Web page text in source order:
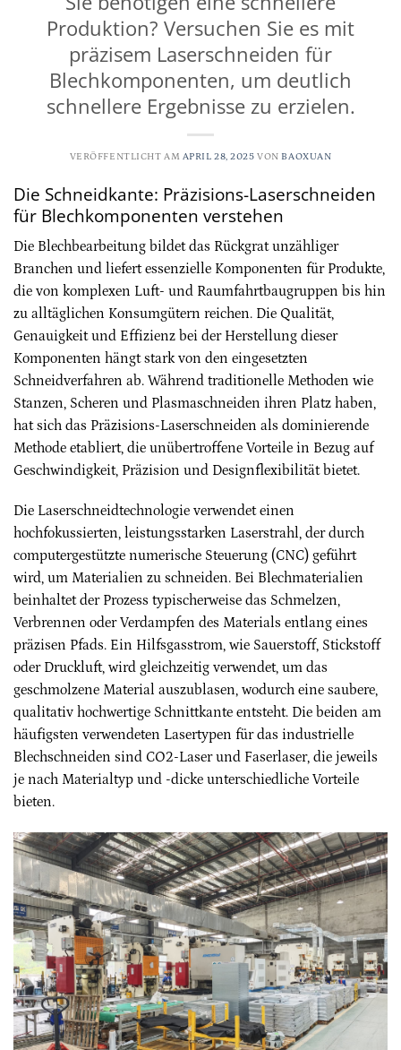
Produktion? Versuchen Sie es mit
präzisem Laserschneiden für
Blechkomponenten, um deutlich
schnellere Ergebnisse zu erzielen.
VERÖFFENTLICHT AM APRIL 28, 2025 VON BAOXUAN
Die Schneidkante: Präzisions-Laserschneiden
für Blechkomponenten verstehen
Die Blechbearbeitung bildet das Rückgrat unzähliger
Branchen und liefert essenzielle Komponenten für Produkte,
die von komplexen Luft- und Raumfahrtbaugruppen bis hin
zu alltäglichen Konsumgütern reichen. Die Qualität,
Genauigkeit und Effizienz bei der Herstellung dieser
Komponenten hängt stark von den eingesetzten
Schneidverfahren ab. Während traditionelle Methoden wie
Stanzen, Scheren und Plasmaschneiden ihren Platz haben,
hat sich das Präzisions-Laserschneiden als dominierende
Methode etabliert, die unübertroffene Vorteile in Bezug auf
Geschwindigkeit, Präzision und Designflexibilität bietet.
Die Laserschneidtechnologie verwendet einen
hochfokussierten, leistungsstarken Laserstrahl, der durch
computergestützte numerische Steuerung (CNC) geführt
wird, um Materialien zu schneiden. Bei Blechmaterialien
beinhaltet der Prozess typischerweise das Schmelzen,
Verbrennen oder Verdampfen des Materials entlang eines
präzisen Pfads. Ein Hilfsgasstrom, wie Sauerstoff, Stickstoff
oder Druckluft, wird gleichzeitig verwendet, um das
geschmolzene Material auszublasen, wodurch eine saubere,
qualitativ hochwertige Schnittkante entsteht. Die beiden am
häufigsten verwendeten Lasertypen für das industrielle
Blechschneiden sind CO2-Laser und Faserlaser, die jeweils
je nach Materialtyp und -dicke unterschiedliche Vorteile
bieten.